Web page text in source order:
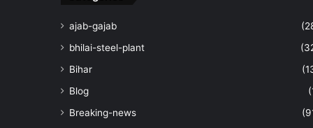
ajab-gajab
bhilai-steel-plant
Bihar
Blog
Breaking-news